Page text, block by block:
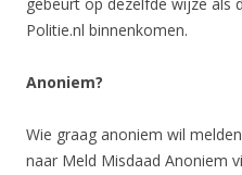
Politie.nl binnenkomen.
Anoniem?
Wie graag anoniem wil
naar Meld Misdaad Anoniem